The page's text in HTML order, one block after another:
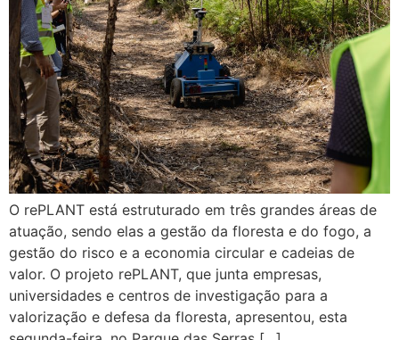
O rePLANT está estruturado em três grandes áreas de
atuação, sendo elas a gestão da floresta e do fogo, a
gestão do risco e a economia circular e cadeias de
valor. O projeto rePLANT, que junta empresas,
universidades e centros de investigação para a
valorização e defesa da floresta, apresentou, esta